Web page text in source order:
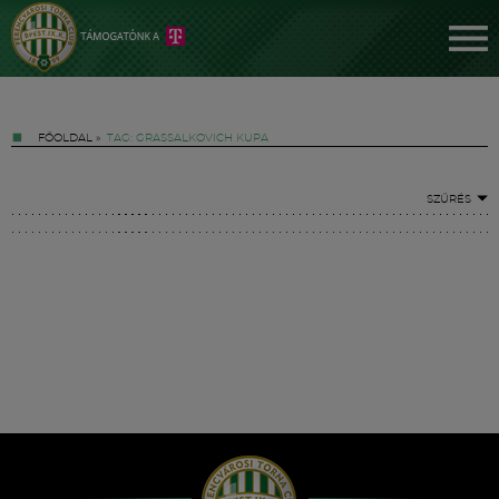
FŐOLDAL » TAG: GRASSALKOVICH KUPA
SZŰRÉS
Hírek